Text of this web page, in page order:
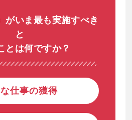
がいま最も実施すべき
と
とは何ですか？
仕事の獲得